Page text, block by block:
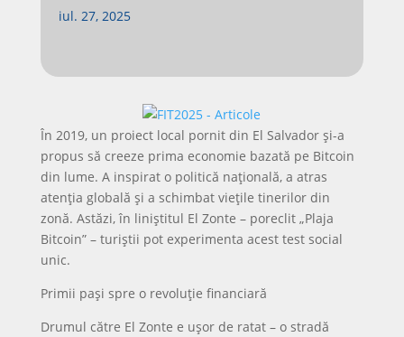
iul. 27, 2025
În 2019, un proiect local pornit din El Salvador și-a
propus să creeze prima economie bazată pe Bitcoin
din lume. A inspirat o politică națională, a atras
atenția globală și a schimbat viețile tinerilor din
zonă. Astăzi, în liniștitul El Zonte – poreclit „Plaja
Bitcoin” – turiștii pot experimenta acest test social
unic.
Primii pași spre o revoluție financiară
Drumul către El Zonte e ușor de ratat – o stradă